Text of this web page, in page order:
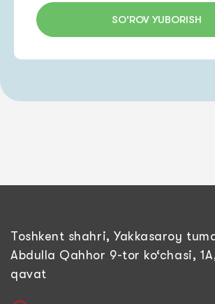
SO'ROV YUBORISH
Toshkent shahri, Yakkasaroy
Abdulla Qahhor 9-tor ko‘chasi,
qavat